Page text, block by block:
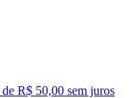
R$ 50,00 sem juros